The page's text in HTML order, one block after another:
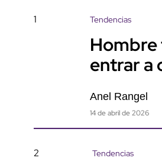
1 Tendencias
entrar a
Anel Rangel
14 de abril de 2026
2 Tendencias